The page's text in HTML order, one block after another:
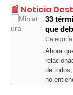
📰 Noticia
33
que
Ahora
de
no